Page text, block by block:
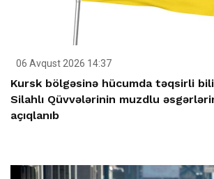
06 Avqust 2026 14:37
Kursk bölgəsinə hücumda təqsirli
Silahlı Qüvvələrinin muzdlu
açıqlanıb